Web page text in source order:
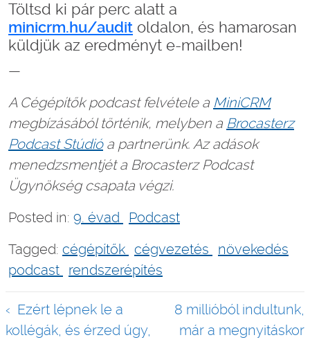
Töltsd ki pár perc alatt a
minicrm.hu/audit oldalon, és hamarosan
küldjük az eredményt e-mailben!
—
A Cégépítők podcast felvétele a MiniCRM
megbízásából történik, melyben a Brocasterz
Podcast Stúdióa partnerünk. Az adások
menedzsmentjét a Brocasterz Podcast
Ügynökség csapata végzi.
Posted in: 9. évad Podcast
Tagged: cégépítők cégvezetés
növekedés
podcast rendszerépítés
Bejegyzés
navigáció
Ezért lépnek le a
kollégák, és érzed úgy,
8 millióból indultunk,
már a megnyitáskor